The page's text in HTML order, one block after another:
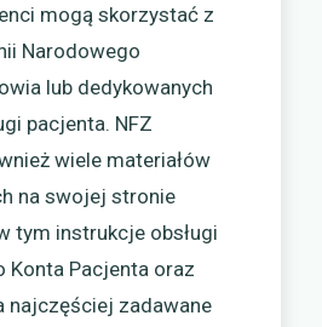
mogą skorzystać z
Narodowego
lub dedykowanych
pacjenta. NFZ
wiele materiałów
na swojej stronie
tym instrukcje obsługi
Konta Pacjenta oraz
najczęściej zadawane